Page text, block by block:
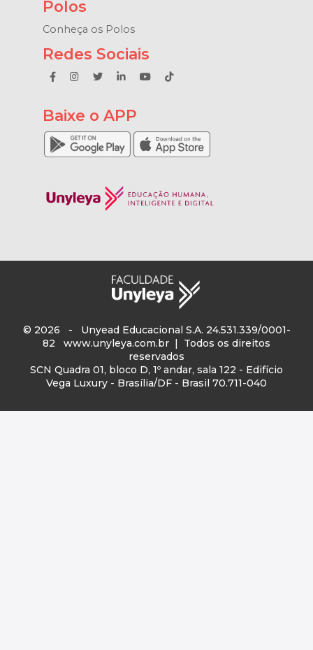
Polos
Conheça os Polos
Redes Sociais
Baixe o APP
© 2026 - Unyead Educacional S.A. 24.531.339/0001-
82 www.unyleya.com.br | Todos os direitos
reservados
SCN Quadra 01, bloco D, 1º andar, sala 122 - Edifício
Vega Luxury - Brasília/DF - Brasil 70.711-040